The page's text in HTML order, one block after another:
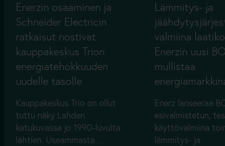
Enerzin osaaminen ja
Schneider Electricin
ratkaisut nostivat
kauppakeskus Trion
energiatehokkuuden
uudelle tasolle
Kauppakeskus Trio on ollut
tuttu näky Lahden
katukuvassa jo 1990-luvulta
lähtien. Useammasta…
Lämmitys- ja
valmiina
Enerzin uusi
mullistaa
Enerz lanseeraa
esivalmistetun,
käyttövalmiina
lämmitys- ja